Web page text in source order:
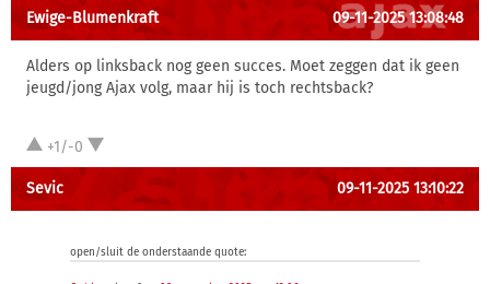
Ewige-Blumenkraft 09-11-2025 13:08:48
Alders op linksback nog geen succes. Moet zeggen dat ik geen
jeugd/jong Ajax volg, maar hij is toch rechtsback?
+1/-0
Sevic 09-11-2025 13:10:22
open/sluit de onderstaande quote: